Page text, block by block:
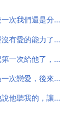
半年我說了五次分手，他挽留了四次，最後一次我們還是分手了，他做得很絕，但是我還是捨不得，怎麼辦
我愛他可是他說男人的愛只有一次，他已經沒有愛的能力了，不會再
男朋友說他是第一次，我相信他了，然後把第一次給他了，有天晚上他說漏嘴了，我發現他肯定不是第一次了
剛開始交往的時候，男朋友說他以前只談過一次戀愛，後來鬧矛盾和好後他又對我說其實他之前談了女朋友
我和男朋友吵架我經常提分手，後來一次他說他聽我的，讓我做決定，後來我主動求和，他原諒我了